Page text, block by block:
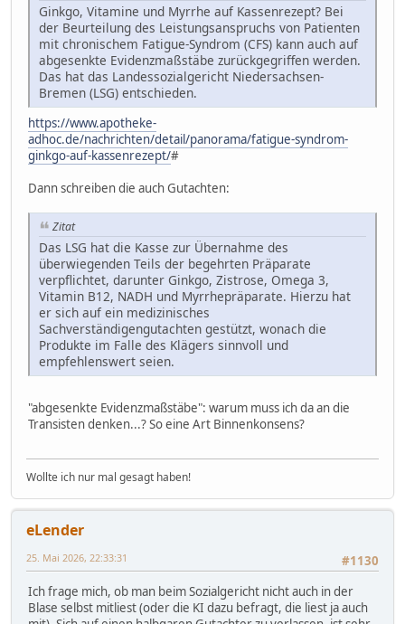
Ginkgo, Vitamine und Myrrhe auf Kassenrezept? Bei
der Beurteilung des Leistungsanspruchs von Patienten
mit chronischem Fatigue-Syndrom (CFS) kann auch auf
abgesenkte Evidenzmaßstäbe zurückgegriffen werden.
Das hat das Landessozialgericht Niedersachsen-
Bremen (LSG) entschieden.
https://www.apotheke-
adhoc.de/nachrichten/detail/panorama/fatigue-syndrom-
ginkgo-auf-kassenrezept/#
Dann schreiben die auch Gutachten:
Zitat
Das LSG hat die Kasse zur Übernahme des
überwiegenden Teils der begehrten Präparate
verpflichtet, darunter Ginkgo, Zistrose, Omega 3,
Vitamin B12, NADH und Myrrhepräparate. Hierzu hat
er sich auf ein medizinisches
Sachverständigengutachten gestützt, wonach die
Produkte im Falle des Klägers sinnvoll und
empfehlenswert seien.
"abgesenkte Evidenzmaßstäbe": warum muss ich da an die
Transisten denken...? So eine Art Binnenkonsens?
Wollte ich nur mal gesagt haben!
eLender
#1130
25. Mai 2026, 22:33:31
Ich frage mich, ob man beim Sozialgericht nicht auch in der
Blase selbst mitliest (oder die KI dazu befragt, die liest ja auch